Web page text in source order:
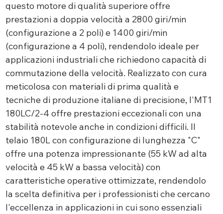
questo motore di qualità superiore offre
prestazioni a doppia velocità a 2800 giri/min
(configurazione a 2 poli) e 1400 giri/min
(configurazione a 4 poli), rendendolo ideale per
applicazioni industriali che richiedono capacità di
commutazione della velocità. Realizzato con cura
meticolosa con materiali di prima qualità e
tecniche di produzione italiane di precisione, l'MT1
180LC/2-4 offre prestazioni eccezionali con una
stabilità notevole anche in condizioni difficili. Il
telaio 180L con configurazione di lunghezza "C"
offre una potenza impressionante (55 kW ad alta
velocità e 45 kW a bassa velocità) con
caratteristiche operative ottimizzate, rendendolo
la scelta definitiva per i professionisti che cercano
l'eccellenza in applicazioni in cui sono essenziali